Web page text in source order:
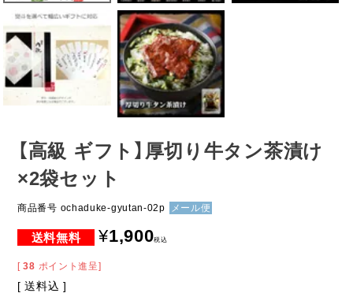
【高級 ギフト】厚切り牛タン茶漬け
×2袋セット
商品番号 ochaduke-gyutan-02p メール便
¥1,900税込
[ 38 ポイント進呈]
送料込